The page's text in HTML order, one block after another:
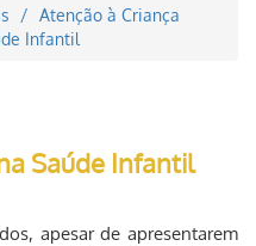
Canais
Atenção à Criança
Infantil
Saúde Infantil
apesar de apresentarem